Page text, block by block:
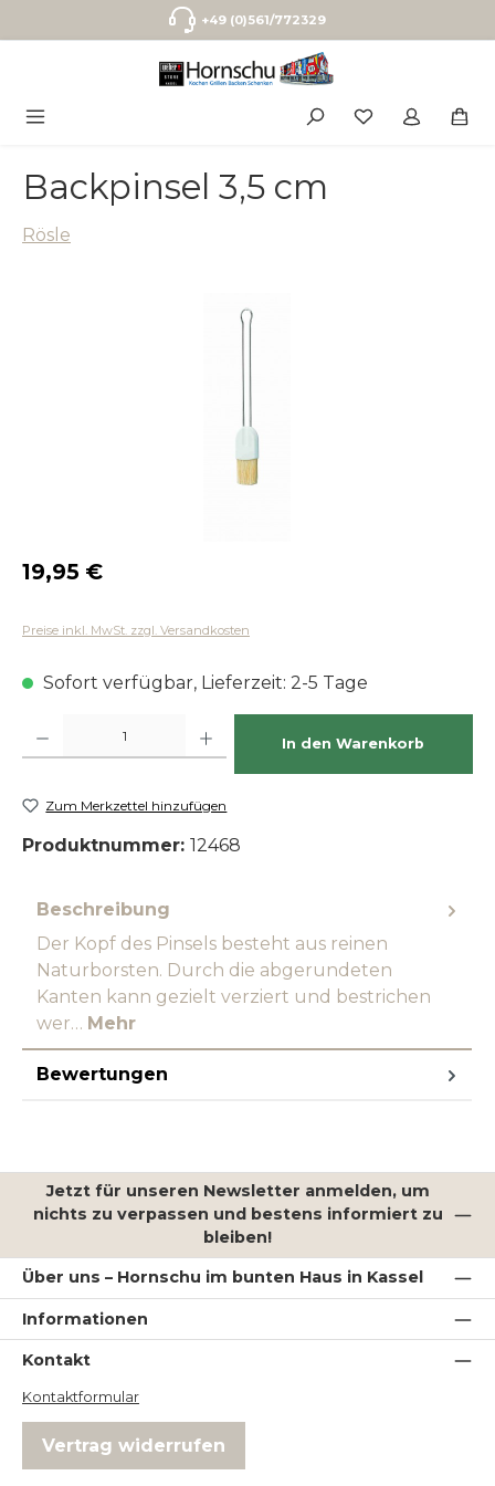
Zum Hauptinhalt springen+49 (0)561/772329
Backpinsel 3,5 cm
Rösle
Bildergalerie überspringen
Regulärer Preis:
19,95 €
Preise inkl. MwSt. zzgl. Versandkosten
Sofort verfügbar, Lieferzeit: 2-5 Tage
In den Warenkorb
Zum Merkzettel hinzufügen
Produktnummer: 12468
Beschreibung
Der Kopf des Pinsels besteht aus reinen
Naturborsten. Durch die abgerundeten
Kanten kann gezielt verziert und bestrichen
wer… Mehr
Bewertungen
Jetzt für unseren Newsletter anmelden, um
nichts zu verpassen und bestens informiert zu
bleiben!
Über uns – Hornschu im bunten Haus in Kassel
Informationen
Kontakt
Kontaktformular
Vertrag widerrufen